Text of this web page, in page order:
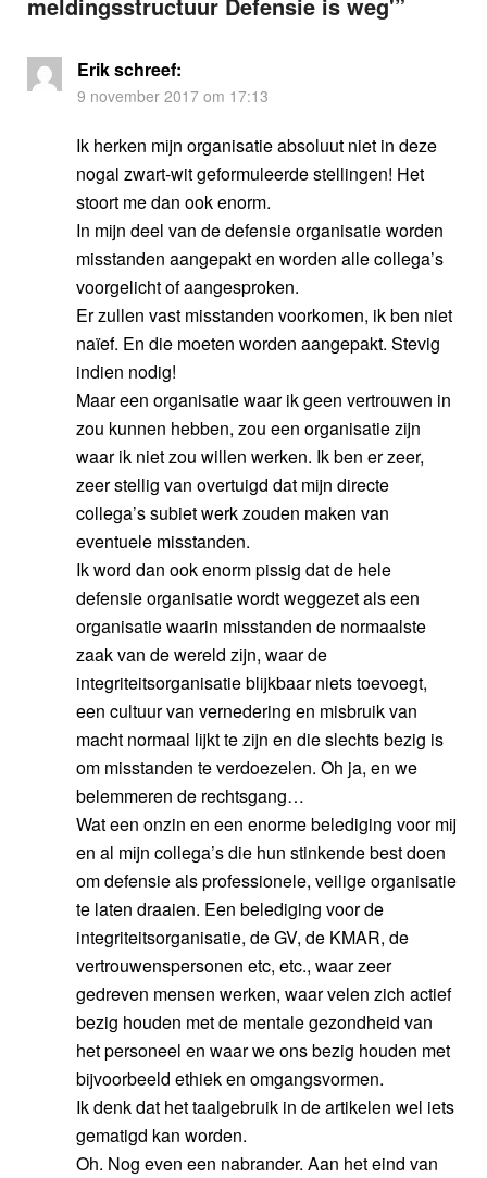
Erikschreef:
9 november 2017 om 17:13
Ik herken mijn organisatie absoluut niet in deze
nogal zwart-wit geformuleerde stellingen! Het
stoort me dan ook enorm.
In mijn deel van de defensie organisatie worden
misstanden aangepakt en worden alle collega’s
voorgelicht of aangesproken.
Er zullen vast misstanden voorkomen, ik ben niet
naïef. En die moeten worden aangepakt. Stevig
indien nodig!
Maar een organisatie waar ik geen vertrouwen in
zou kunnen hebben, zou een organisatie zijn
waar ik niet zou willen werken. Ik ben er zeer,
zeer stellig van overtuigd dat mijn directe
collega’s subiet werk zouden maken van
eventuele misstanden.
Ik word dan ook enorm pissig dat de hele
defensie organisatie wordt weggezet als een
organisatie waarin misstanden de normaalste
zaak van de wereld zijn, waar de
integriteitsorganisatie blijkbaar niets toevoegt,
een cultuur van vernedering en misbruik van
macht normaal lijkt te zijn en die slechts bezig is
om misstanden te verdoezelen. Oh ja, en we
belemmeren de rechtsgang…
Wat een onzin en een enorme belediging voor mij
en al mijn collega’s die hun stinkende best doen
om defensie als professionele, veilige organisatie
te laten draaien. Een belediging voor de
integriteitsorganisatie, de GV, de KMAR, de
vertrouwenspersonen etc, etc., waar zeer
gedreven mensen werken, waar velen zich actief
bezig houden met de mentale gezondheid van
het personeel en waar we ons bezig houden met
bijvoorbeeld ethiek en omgangsvormen.
Ik denk dat het taalgebruik in de artikelen wel iets
gematigd kan worden.
Oh. Nog even een nabrander. Aan het eind van